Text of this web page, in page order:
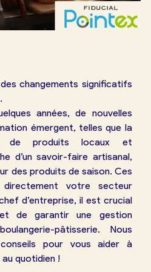
changements significatifs
années, de nouvelles
émergent, telles que la
de produits locaux et
d’un savoir-faire artisanal,
des produits de saison. Ces
directement votre secteur
d’entreprise, il est crucial
de garantir une gestion
pâtisserie. Nous
pour vous aider à
quotidien !